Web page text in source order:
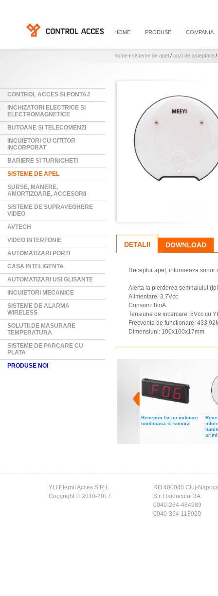
HOME PRODUSE COMPANIA
home / sisteme de apel / cozi de asteptare /
CONTROL ACCES SI PONTAJ
INCHIZATORI ELECTRICE SI
ELECTROMAGNETICE
BUTOANE SI TELECOMENZI
INCUIETORI CU CITITOR
INCORPORAT
BARIERE SI TURNICHETI
SISTEME DE APEL
SURSE, MANERE,
AMORTIZOARE, ACCESORII
SISTEME DE SUPRAVEGHERE
VIDEO
AVTECH
VIDEO INTERFONIE
AUTOMATIZARI PORTI
CASA INTELIGENTA
AUTOMATIZARI USI GLISANTE
INCUIETORI MECANICE
SISTEME DE ALARMA
WIRELESS
SOLUTII DE MASURARE
TEMPERATURA
SISTEME DE PARCARE CU
PLATA
PRODUSE NOI
DETALII DOWNLOAD
Receptor apel, informeaza
Alerta la pierderea semnalului
Alimentare: 3.7Vcc
Consum: 8mA
Tensiune de incarcare: 5Vcc cu
Frecventa de functionare:
Dimensiuni: 100x100x17mm
Receptor fix cu indicare
luminoasa si sonora
YLI Eternit Acces S.R.L
Copyright © 2010-2017
RO 400040 Cluj-
Str. Haiducului 3A
0040-264-484989
0040-364-118920